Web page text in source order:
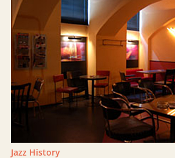
Jazz History